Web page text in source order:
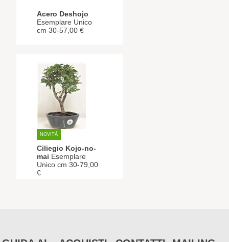
Acero Deshojo
Esemplare Unico
cm 30-57,00 €
NOVITÀ
Ciliegio Kojo-no-
mai Esemplare
Unico cm 30-79,00
€